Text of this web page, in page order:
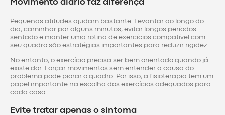
Movimento diário faz diferença
Pequenas atitudes ajudam bastante. Levantar ao longo do
dia, caminhar por alguns minutos, evitar longos períodos
sentado e manter uma rotina de exercícios compatível com
seu quadro são estratégias importantes para reduzir rigidez.
No entanto, o exercício precisa ser bem orientado quando já
existe dor. Forçar movimentos sem entender a causa do
problema pode piorar o quadro. Por isso, a fisioterapia tem um
papel importante na escolha dos exercícios adequados para
cada caso.
Evite tratar apenas o sintoma